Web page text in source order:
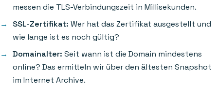
messen die TLS-Verbindungszeit in Millisekunden.
SSL-Zertifikat: Wer hat das Zertifikat ausgestellt und
wie lange ist es noch gültig?
Domainalter: Seit wann ist die Domain mindestens
online? Das ermitteln wir über den ältesten Snapshot
im Internet Archive.